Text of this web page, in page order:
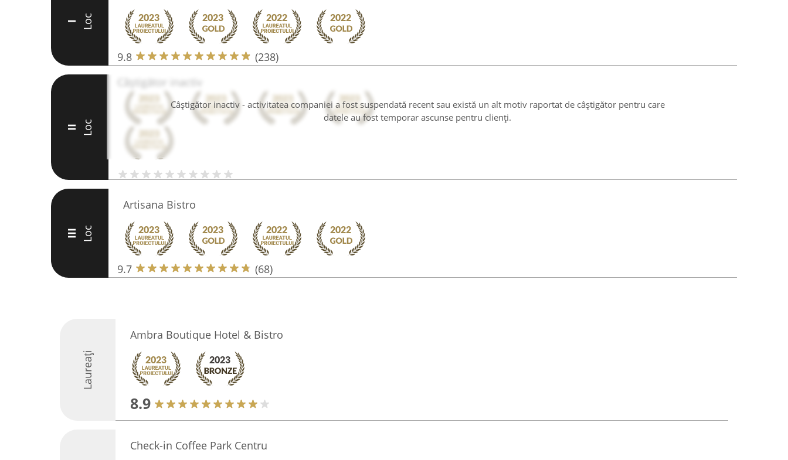
I Loc
9.8 (238)
Câștigător inactiv - activitatea companiei a fost suspendată recent sau există un alt motiv raportat de câștigător pentru care
datele au fost temporar ascunse pentru clienți.
II Loc
Câștigător inactiv
III Loc
Artisana Bistro
9.7 (68)
Laureați
Ambra Boutique Hotel & Bistro
8.9
Check-in Coffee Park Centru